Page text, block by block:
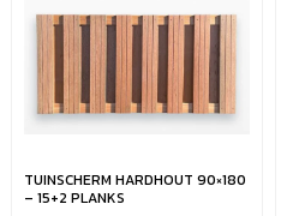
TUINSCHERM HARDHOUT 90×180
– 15+2 PLANKS